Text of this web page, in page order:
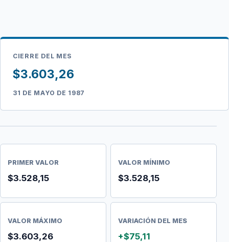
CIERRE DEL MES
$3.603,26
31 DE MAYO DE 1987
PRIMER VALOR
$3.528,15
VALOR MÍNIMO
$3.528,15
VALOR MÁXIMO
$3.603,26
VARIACIÓN DEL MES
+$75,11